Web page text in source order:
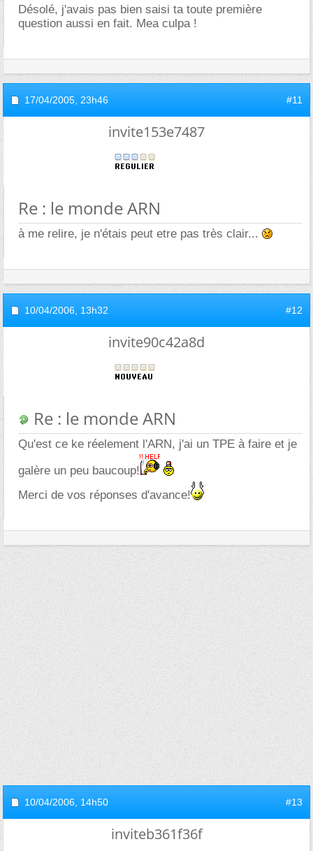
Désolé, j'avais pas bien saisi ta toute première
question aussi en fait. Mea culpa !
17/04/2005, 23h46 #11
invite153e7487
Re : le monde ARN
à me relire, je n'étais peut etre pas très clair...
10/04/2006, 13h32 #12
invite90c42a8d
Re : le monde ARN
Qu'est ce ke réelement l'ARN, j'ai un TPE à faire et je
galère un peu baucoup!
Merci de vos réponses d'avance!
10/04/2006, 14h50 #13
inviteb361f36f